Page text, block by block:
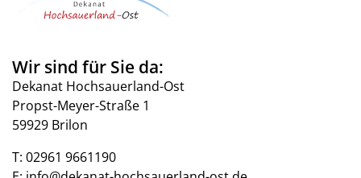
Wir sind für Sie da:
Dekanat Hochsauerland-Ost
Propst-Meyer-Straße 1
59929 Brilon
T: 02961 9661190